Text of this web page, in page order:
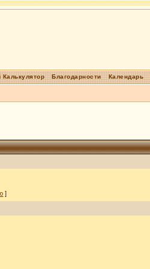
Календарь
Благодарности
]